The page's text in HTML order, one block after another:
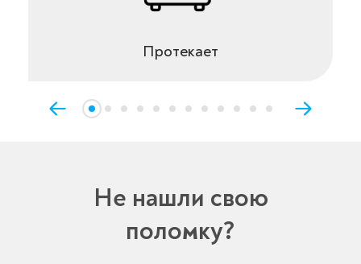
Протекает
Не нашли свою
поломку?